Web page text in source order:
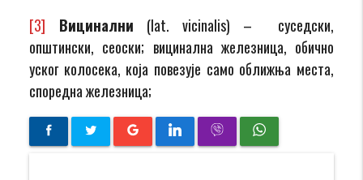
[3] Вицинални (lat. vicinalis) – суседски,
општински, сеоски; вицинална железница, обично
уског колосека, која повезује само оближња места,
споредна железница;